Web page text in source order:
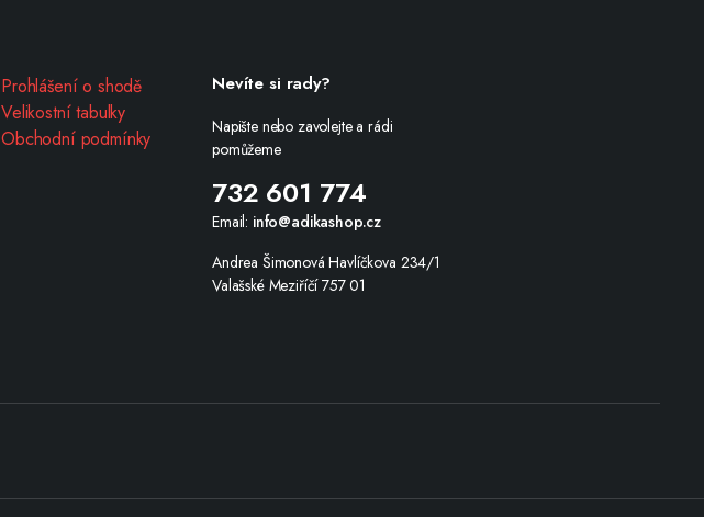
Prohlášení o shodě
Velikostní tabulky
Obchodní podmínky
Nevíte si rady?
Napište nebo zavolejte a rádi
pomůžeme
732 601 774
Email: info@adikashop.cz
Andrea Šimonová Havlíčkova 234/1
Valašské Meziříčí 757 01